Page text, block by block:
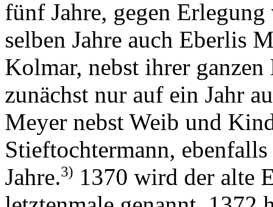
fünf Jahre, gegen
selben Jahre auch Eberlis
Kolmar, nebst ihrer
zunächst nur auf ein Jahr
Meyer nebst Weib und
Stieftochtermann,
Jahre.3) 1370 wird der alte